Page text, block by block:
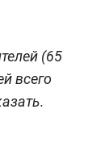
(65
всего